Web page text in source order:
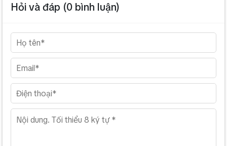
Hỏi và đáp (0 bình luận)